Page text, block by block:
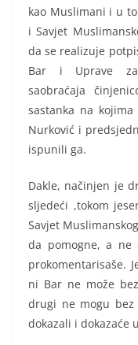
kao Muslimani i u
i Savjet
da se realizuje
Bar i Uprave za
saobraćaja
sastanka na
Nurković i
ispunili ga.
Dakle, načinjen je
sljedeći ,tokom
Savjet
da pomogne, a ne
prokomentarisaše.
ni Bar ne može
drugi ne mogu bez
dokazali i dokazaće